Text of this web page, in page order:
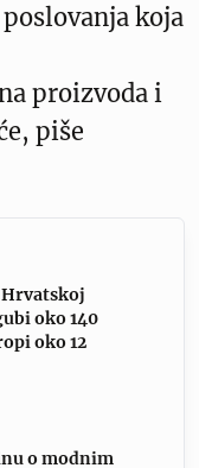
koja
proizvoda i
piše
oko 140
oko 12
o modnim